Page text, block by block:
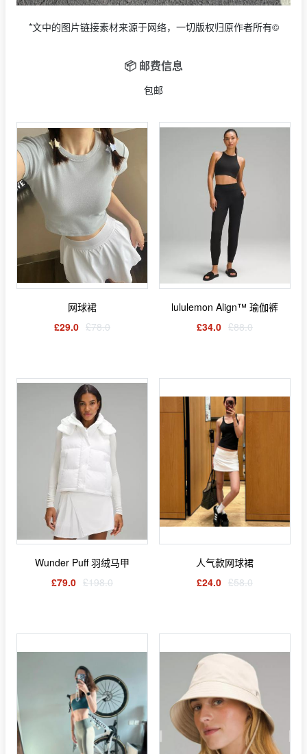
*文中的图片链接素材来源于网络，一切版权归原作者所有©
📦 邮费信息
包邮
网球裙
£29.0 £78.0
lululemon Align™ 瑜伽裤
£34.0 £88.0
Wunder Puff 羽绒马甲
£79.0 £198.0
人气款网球裙
£24.0 £58.0